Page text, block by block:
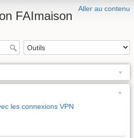
Aller au contenu
FAImaison
les connexions VPN